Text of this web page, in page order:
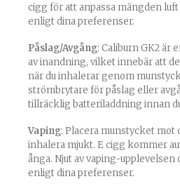
cigg för att anpassa mängden
enligt dina preferenser.
Påslag/Avgång: Caliburn GK2 är
av inandning, vilket innebär att
när du inhalerar genom
strömbrytare för påslag eller
tillräcklig batteriladdning innan
Vaping: Placera munstycket mot
inhalera mjukt. E cigg kommer
ånga. Njut av vaping-
enligt dina preferenser.